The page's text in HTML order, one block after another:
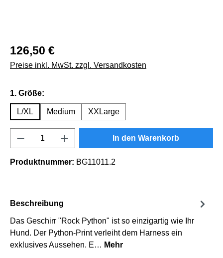
126,50 €
Preise inkl. MwSt. zzgl. Versandkosten
1. Größe:
L/XL Medium XXLarge
Produkt Anzahl: Gib den gewünschten
In den Warenkorb
Produktnummer: BG11011.2
Beschreibung
Das Geschirr "Rock Python" ist so einzigartig wie Ihr
Hund. Der Python-Print verleiht dem Harness ein
exklusives Aussehen. E… Mehr